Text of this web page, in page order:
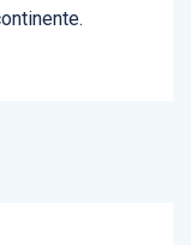
en el Hub